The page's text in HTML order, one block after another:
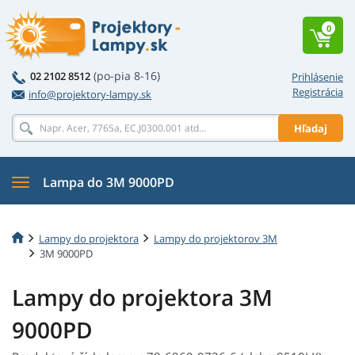
Prihlásenie
Registrácia
02 2102 8512 (po-pia 8-16)
info@projektory-lampy.sk
Hľadaj
0
Lampa do 3M 9000PD
Lampy do projektora
Lampy do projektorov 3M
3M 9000PD
Lampy do projektora 3M
9000PD